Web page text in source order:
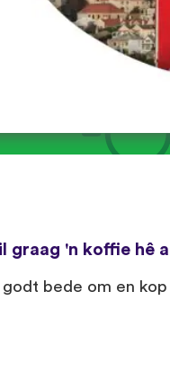
graag 'n koffie hê
bede om en